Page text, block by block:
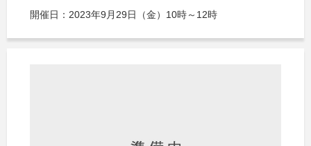
開催日：2023年9月29日（金）10時～12時